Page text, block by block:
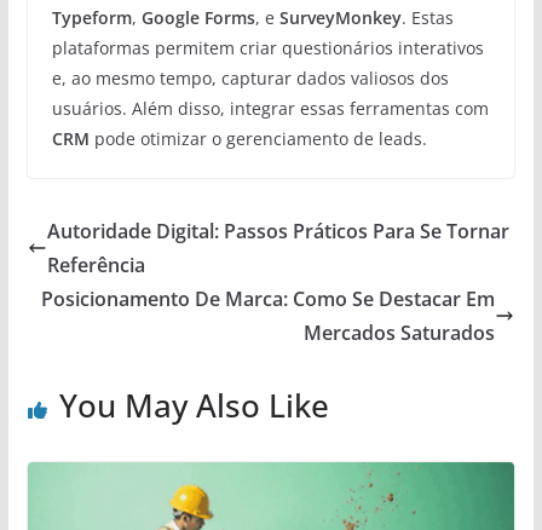
Typeform, Google Forms, e SurveyMonkey. Estas
plataformas permitem criar questionários interativos
e, ao mesmo tempo, capturar dados valiosos dos
usuários. Além disso, integrar essas ferramentas com
CRM pode otimizar o gerenciamento de leads.
Autoridade Digital: Passos Práticos Para Se Tornar
Referência
Posicionamento De Marca: Como Se Destacar Em
Mercados Saturados
You May Also Like